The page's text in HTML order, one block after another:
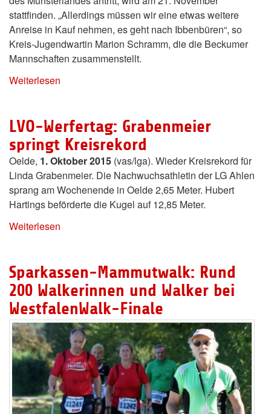
stattfinden. „Allerdings müssen wir eine etwas weitere
Anreise in Kauf nehmen, es geht nach Ibbenbüren“, so
Kreis-Jugendwartin Marion Schramm, die die Beckumer
Mannschaften zusammenstellt.
Weiterlesen
LVO-Werfertag: Grabenmeier
springt Kreisrekord
Oelde, 1. Oktober 2015 (vas/lga). Wieder Kreisrekord für
Linda Grabenmeier. Die Nachwuchsathletin der LG Ahlen
sprang am Wochenende in Oelde 2,65 Meter. Hubert
Hartings beförderte die Kugel auf 12,85 Meter.
Weiterlesen
Sparkassen-Mammutwalk: Rund
200 Walkerinnen und Walker bei
WestfalenWalk-Finale